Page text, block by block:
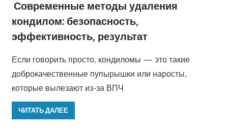
Современные методы удаления
кондилом: безопасность,
эффективность, результат
Если говорить просто, кондиломы — это такие
доброкачественные пупырышки или наросты,
которые вылезают из-за ВПЧ
ЧИТАТЬ ДАЛЕЕ